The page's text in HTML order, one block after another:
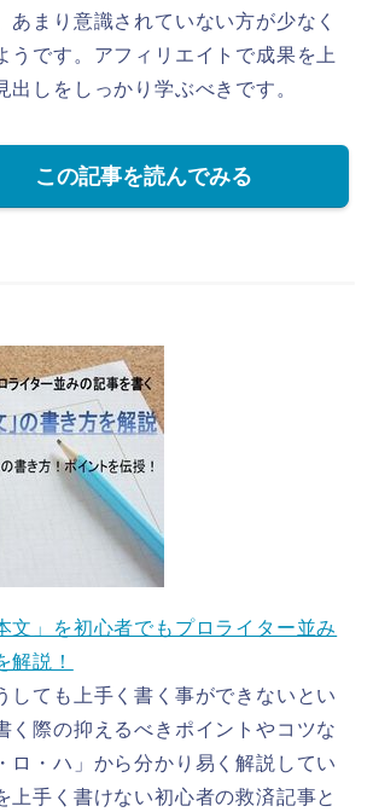
あまり意識されていない方が少なく
うです。アフィリエイトで成果を上
出しをしっかり学ぶべきです。
この記事を読んでみる
文」を初心者でもプロライター並み
解説！
しても上手く書く事ができないとい
く際の抑えるべきポイントやコツな
ロ・ハ」から分かり易く解説してい
上手く書けない初心者の救済記事と